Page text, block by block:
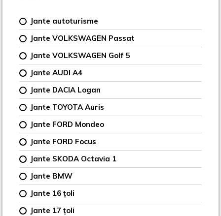
Jante autoturisme
Jante VOLKSWAGEN Passat
Jante VOLKSWAGEN Golf 5
Jante AUDI A4
Jante DACIA Logan
Jante TOYOTA Auris
Jante FORD Mondeo
Jante FORD Focus
Jante SKODA Octavia 1
Jante BMW
Jante 16 țoli
Jante 17 țoli